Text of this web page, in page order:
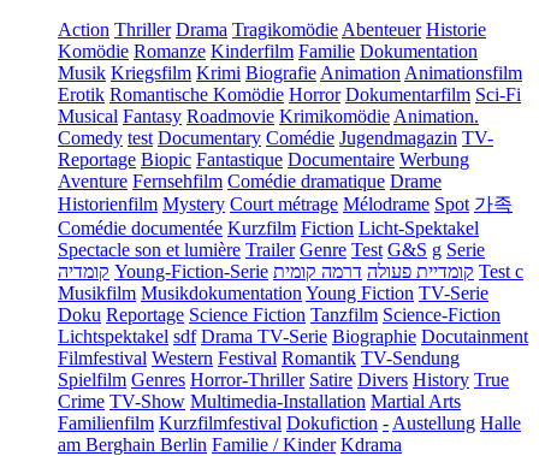
Action Thriller Drama Tragikomödie Abenteuer Historie
Komödie Romanze Kinderfilm Familie Dokumentation
Musik Kriegsfilm Krimi Biografie Animation Animationsfilm
Erotik Romantische Komödie Horror Dokumentarfilm Sci-Fi
Musical Fantasy Roadmovie Krimikomödie Animation.
Comedy test Documentary Comédie Jugendmagazin TV-
Reportage Biopic Fantastique Documentaire Werbung
Aventure Fernsehfilm Comédie dramatique Drame
Historienfilm Mystery Court métrage Mélodrame Spot 가족
Comédie documentée Kurzfilm Fiction Licht-Spektakel
Spectacle son et lumière Trailer Genre Test G&S g Serie
קומדיה Young-Fiction-Serie קומדיית פעולה דרמה קומית
Test c
Musikfilm Musikdokumentation Young Fiction TV-Serie
Doku Reportage Science Fiction Tanzfilm Science-Fiction
Lichtspektakel sdf Drama TV-Serie Biographie Docutainment
Filmfestival Western Festival Romantik TV-Sendung
Spielfilm Genres Horror-Thriller Satire Divers History True
Crime TV-Show Multimedia-Installation Martial Arts
Familienfilm Kurzfilmfestival Dokufiction - Austellung Halle
am Berghain Berlin Familie / Kinder Kdrama